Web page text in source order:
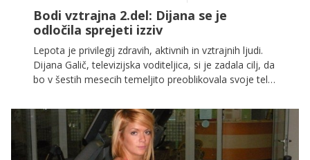
Bodi vztrajna 2.del: Dijana se je
odločila sprejeti izziv
Lepota je privilegij zdravih, aktivnih in vztrajnih ljudi.
Dijana Galič, televizijska voditeljica, si je zadala cilj, da
bo v šestih mesecih temeljito preoblikovala svoje telo.